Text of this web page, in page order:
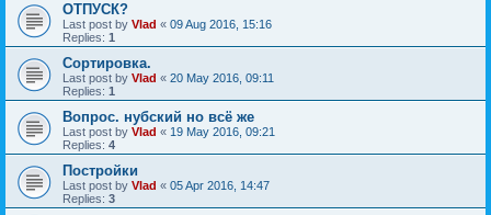
ОТПУСК?
Last post by Vlad « 09 Aug 2016, 15:16
Replies: 1
Сортировка.
Last post by Vlad « 20 May 2016, 09:11
Replies: 1
Вопрос. нубский но всё же
Last post by Vlad « 19 May 2016, 09:21
Replies: 4
Постройки
Last post by Vlad « 05 Apr 2016, 14:47
Replies: 3